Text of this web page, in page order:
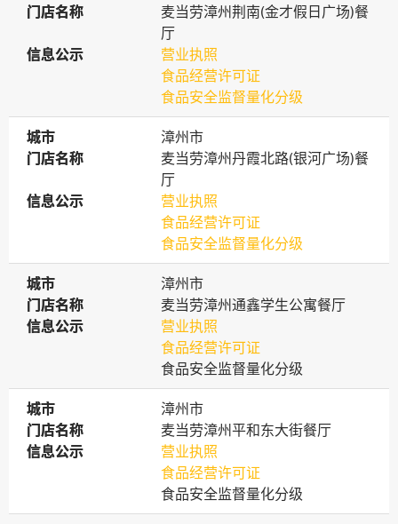
门店名称
门店名称
麦当劳漳州荆南(金才假日广场)餐
厅
信息公示
信息公示
营业执照
食品经营许可证
食品安全监督量化分级
城市
城市
漳州市
门店名称
门店名称
麦当劳漳州丹霞北路(银河广场)餐
厅
信息公示
信息公示
营业执照
食品经营许可证
食品安全监督量化分级
城市
城市
漳州市
门店名称
门店名称
麦当劳漳州通鑫学生公寓餐厅
信息公示
信息公示
营业执照
食品经营许可证
食品安全监督量化分级
城市
城市
漳州市
门店名称
门店名称
麦当劳漳州平和东大街餐厅
信息公示
信息公示
营业执照
食品经营许可证
食品安全监督量化分级